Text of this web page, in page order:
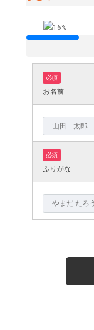
必須
お名前
必須
ふりがな